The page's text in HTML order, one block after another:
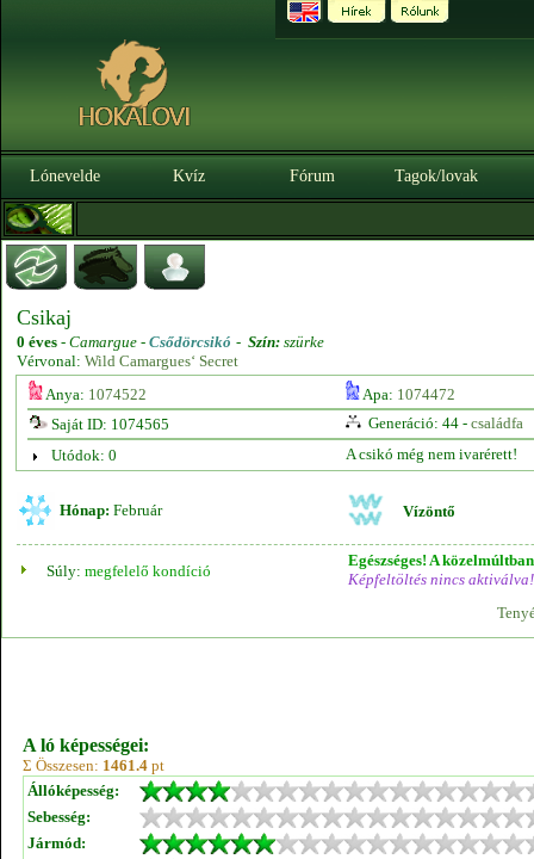
Lónevelde Kvíz Fórum Tagok/lovak
Csikaj
0 éves - Camargue - Csődörcsikó - Szín: szürke
Vérvonal: Wild Camargues‘ Secret
Anya: 1074522 Apa: 1074472
Saját ID: 1074565
Generáció: 44 - családfa
Utódok: 0
A csikó még nem ivarérett!
Hónap: Február Vízöntő
Súly: megfelelő kondíció
Egészséges! A
Képfeltöltés nincs aktiválva!
A ló képességei:
Σ Összesen: 1461.4 pt
Állóképesség:
Sebesség:
Jármód: